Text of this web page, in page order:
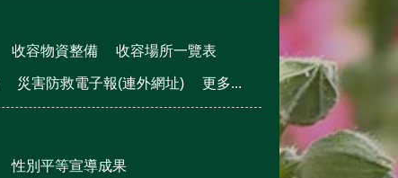
收容物資整備 收容場所一覽表
災害防救電子報(連外網址) 更多...
性別平等宣導成果